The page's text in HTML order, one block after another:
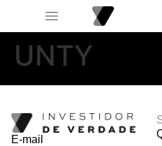
UNTY
E-mail